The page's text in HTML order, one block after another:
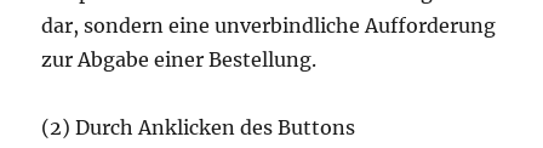
dar, sondern eine unverbindliche Aufforderung
zur Abgabe einer Bestellung.
(2) Durch Anklicken des Buttons